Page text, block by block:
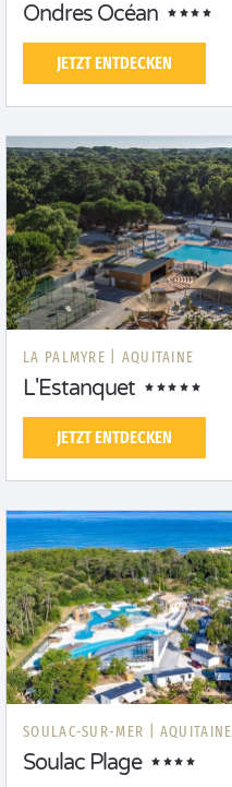
Ondres Océan
JETZT ENTDECKEN
LA PALMYRE | AQUITAINE
L'Estanquet
JETZT ENTDECKEN
SOULAC-SUR-MER | AQUITAINE
Soulac Plage